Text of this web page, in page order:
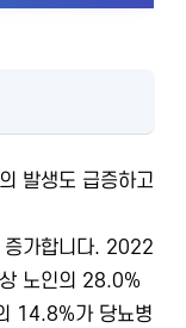
발생도 급증하고
증가합니다. 2022
노인의 28.0%
14.8%가 당뇨병